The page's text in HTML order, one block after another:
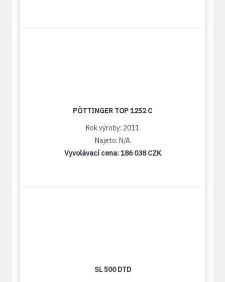
PÖTTINGER TOP 1252 C
Rok výroby: 2011
Najeto: N/A
Vyvolávací cena:186 038 CZK
SL 500 DTD